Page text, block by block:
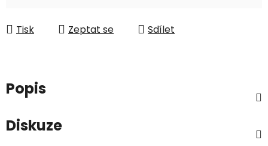
Tisk Zeptat se Sdílet
Popis
Diskuze